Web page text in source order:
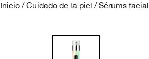
Inicio / Cuidado de la piel / Sérums